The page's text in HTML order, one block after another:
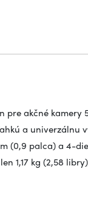
akčné kamery
a univerzálnu
(0,9 palca) a 4-
1,17 kg (2,58